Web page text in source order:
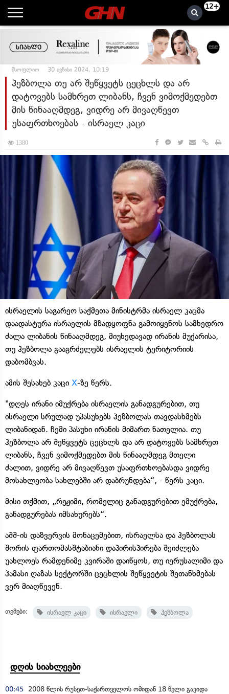
12+
მსოფლიო 30 ივნისი 2024, 10:19
ჰეზბოლა თუ არ შეწყვეტს ცეცხლს და არ
დატოვებს სამხრეთ ლიბანს, ჩვენ ვიმოქმედებთ
მის წინააღმდეგ, ვიდრე არ მივაღწევთ
უსაფრთხოებას - ისრაელ კაცი
1380
ისრაელის საგარეო საქმეთა მინისტრმა ისრაელ კაცმა
დაადასტურა ისრაელის მზადყოფნა გამოიყენოს სამხედრო
ძალა ლიბანის წინააღმდეგ, მიუხედავად ირანის მუქარისა,
თუ ჰეზბოლა გააგრძელებს ისრაელის ტერიტორიის
დაბომბვას.
ამის შესახებ კაცი X-ზე წერს.
"დღეს ირანი იმუქრება ისრაელის განადგურებით, თუ
ისრაელი სრულად უპასუხებს ჰეზბოლას თავდასხმებს
ლიბანიდან. ჩემი პასუხი ირანის მიმართ ნათელია. თუ
ჰეზბოლა არ შეწყვეტს ცეცხლს და არ დატოვებს სამხრეთ
ლიბანს, ჩვენ ვიმოქმედებთ მის წინააღმდეგ მთელი
ძალით, ვიდრე არ მივაღწევთ უსაფრთხოებასდა ვიდრე
მოსახლეობა სახლებში არ დაბრუნდება“, - წერს კაცი.
მისი თქმით, „რეჟიმი, რომელიც განადგურებით ემუქრება,
განადგურებას იმსახურებს“.
აშშ-ის დაზვერვის მონაცემებით, ისრაელსა და ჰეზბოლას
შორის ფართომასშტაბიანი დაპირისპირება შეიძლება
უახლოეს რამდენიმე კვირაში დაიწყოს, თუ იერუსალიმი და
ჰამასი ღაზას სექტორში ცეცხლის შეწყვეტის შეთანხმებას
ვერ მიაღწევენ.
თემები: ისრაელ კაცი ისრაელი ჰეზბოლა
დღის სიახლეები
00:45 2008 წლის რუსეთ-საქართველოს ომიდან 18 წელი გავიდა